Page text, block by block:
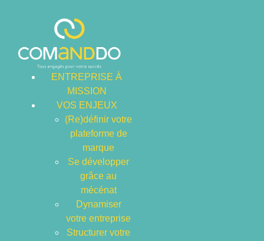
ENTREPRISE À
MISSION
VOS ENJEUX
(Re)définir votre
plateforme de
marque
Se développer
grâce au
mécénat
Dynamiser
votre entreprise
Structurer votre